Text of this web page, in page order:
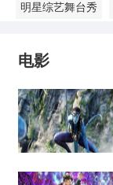
明星综艺舞台秀
电影